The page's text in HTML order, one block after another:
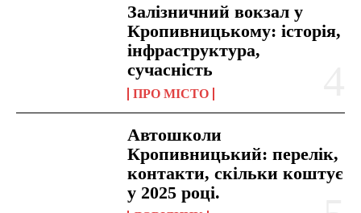
Залізничний вокзал у
Кропивницькому: історія,
інфраструктура,
сучасність
ПРО МІСТО
Автошколи
Кропивницький: перелік,
контакти, скільки коштує
у 2025 році.